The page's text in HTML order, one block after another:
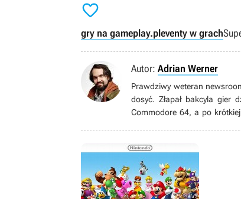

gry na gameplay.pleventy w grach
Autor: Adrian Werner
Prawdziwy weteran
dosyć. Złapał bakcyla gier
Commodore 64, a po
książek, seriali, filmów i